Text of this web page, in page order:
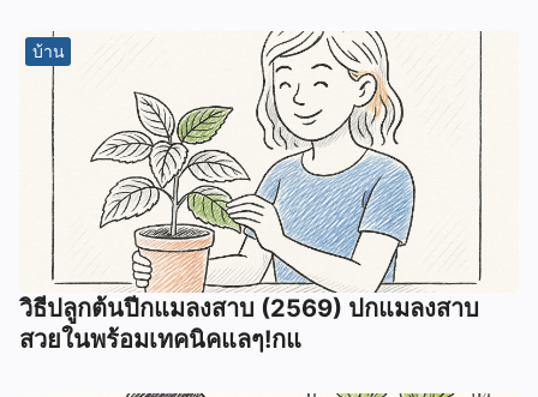
บ้าน
วิธีปลูกต้นปีกแมลงสาบ (2569) ปกแมลงสาบ
สวยในพร้อมเทคนิคแลๆ!กแ